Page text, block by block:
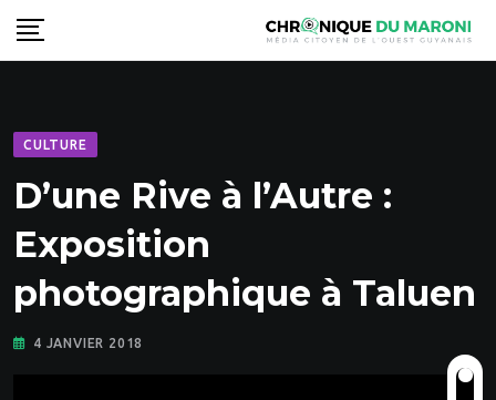
Skip
to
CULTURE
D’une Rive à l’Autre :
Exposition
photographique à Taluen
4 JANVIER 2018